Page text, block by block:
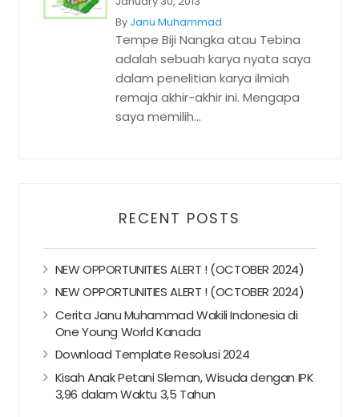
By Janu Muhammad
Tempe Biji Nangka atau Tebina
adalah sebuah karya nyata saya
dalam penelitian karya ilmiah
remaja akhir-akhir ini. Mengapa
saya memilih...
RECENT POSTS
NEW OPPORTUNITIES ALERT ! (OCTOBER 2024)
NEW OPPORTUNITIES ALERT ! (OCTOBER 2024)
Cerita Janu Muhammad Wakili Indonesia di
One Young World Kanada
Download Template Resolusi 2024
Kisah Anak Petani Sleman, Wisuda dengan IPK
3,96 dalam Waktu 3,5 Tahun